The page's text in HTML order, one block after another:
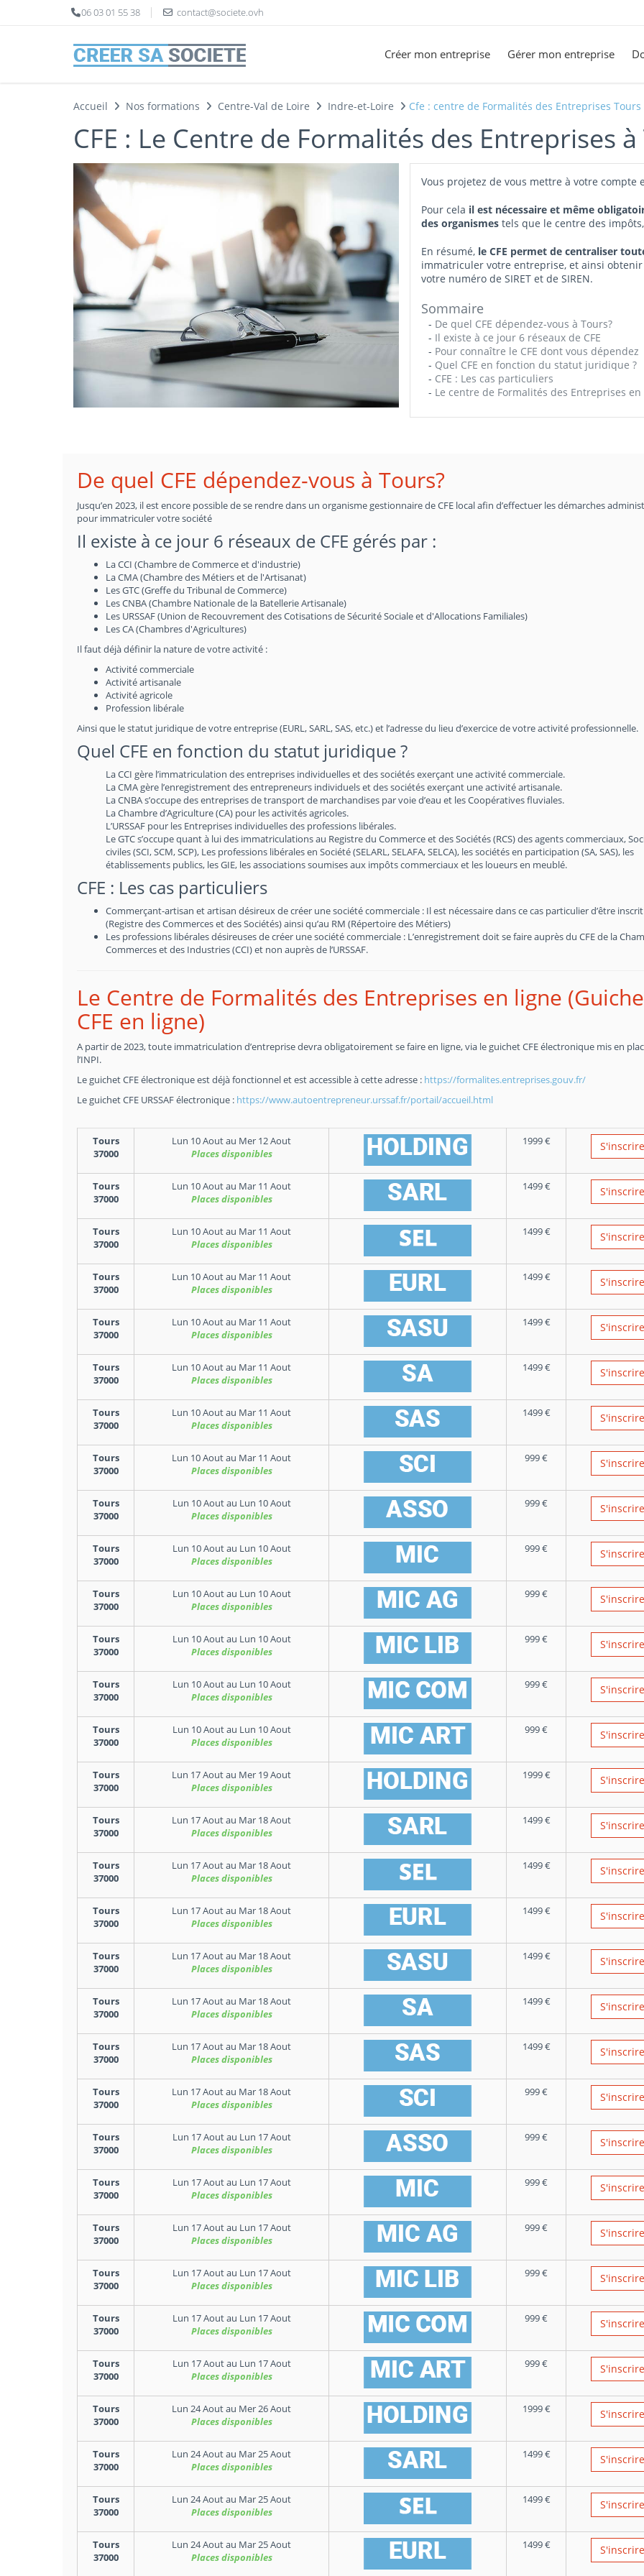
06 03 01 55 38 contact@societe.ovh
Créer mon entreprise Gérer mon entreprise
Accueil Nos formations Centre-Val de Loire Indre-et-Loire Cfe : centre de Formalités des Entreprises Tours
CFE : Le Centre de Formalités des Entreprises
Vous projetez de vous mettre à votre compte
Pour cela il est nécessaire et même
des organismes tels que le centre des impôts,
En résumé, le CFE permet de centraliser
immatriculer votre entreprise, et ainsi
votre numéro de SIRET et de SIREN.
Sommaire
- De quel CFE dépendez-vous à Tours?
- Il existe à ce jour 6 réseaux de CFE
- Pour connaître le CFE dont vous dépendez
- Quel CFE en fonction du statut juridique ?
- CFE : Les cas particuliers
- Le centre de Formalités des Entreprises en
De quel CFE dépendez-vous à Tours?
Jusqu’en 2023, il est encore possible de se rendre dans un organisme gestionnaire de CFE local afin d’effectuer les démarches
pour immatriculer votre société
Il existe à ce jour 6 réseaux de CFE gérés par :
La CCI (Chambre de Commerce et d'industrie)
La CMA (Chambre des Métiers et de l'Artisanat)
Les GTC (Greffe du Tribunal de Commerce)
Les CNBA (Chambre Nationale de la Batellerie Artisanale)
Les URSSAF (Union de Recouvrement des Cotisations de Sécurité Sociale et d'Allocations Familiales)
Les CA (Chambres d'Agricultures)
Il faut déjà définir la nature de votre activité :
Activité commerciale
Activité artisanale
Activité agricole
Profession libérale
Ainsi que le statut juridique de votre entreprise (EURL, SARL, SAS, etc.) et l’adresse du lieu d’exercice de votre activité professionnelle.
Quel CFE en fonction du statut juridique ?
La CCI gère l’immatriculation des entreprises individuelles et des sociétés exerçant une activité commerciale.
La CMA gère l’enregistrement des entrepreneurs individuels et des sociétés exerçant une activité artisanale.
La CNBA s’occupe des entreprises de transport de marchandises par voie d’eau et les Coopératives fluviales.
La Chambre d’Agriculture (CA) pour les activités agricoles.
L’URSSAF pour les Entreprises individuelles des professions libérales.
Le GTC s’occupe quant à lui des immatriculations au Registre du Commerce et des Sociétés (RCS) des agents commerciaux,
civiles (SCI, SCM, SCP), Les professions libérales en Société (SELARL, SELAFA, SELCA), les sociétés en participation (SA, SAS), les
établissements publics, les GIE, les associations soumises aux impôts commerciaux et les loueurs en meublé.
CFE : Les cas particuliers
Commerçant-artisan et artisan désireux de créer une société commerciale : Il est nécessaire dans ce cas particulier d’être inscrit
(Registre des Commerces et des Sociétés) ainsi qu’au RM (Répertoire des Métiers)
Les professions libérales désireuses de créer une société commerciale : L’enregistrement doit se faire auprès du CFE de la
Commerces et des Industries (CCI) et non auprès de l’URSSAF.
Le Centre de Formalités des Entreprises en ligne
CFE en ligne)
A partir de 2023, toute immatriculation d’entreprise devra obligatoirement se faire en ligne, via le guichet CFE électronique mis en
l’INPI.
Le guichet CFE électronique est déjà fonctionnel et est accessible à cette adresse : https://formalites.entreprises.gouv.fr/
Le guichet CFE URSSAF électronique : https://www.autoentrepreneur.urssaf.fr/portail/accueil.html
Tours
37000
Lun 10 Aoutau Mer 12 Aout
Places disponibles
1999€ S'inscrire
Tours
37000
Lun 10 Aoutau Mar 11 Aout
Places disponibles
1499€ S'inscrire
Tours
37000
Lun 10 Aoutau Mar 11 Aout
Places disponibles
1499€ S'inscrire
Tours
37000
Lun 10 Aoutau Mar 11 Aout
Places disponibles
1499€ S'inscrire
Tours
37000
Lun 10 Aoutau Mar 11 Aout
Places disponibles
1499€ S'inscrire
Tours
37000
Lun 10 Aoutau Mar 11 Aout
Places disponibles
1499€ S'inscrire
Tours
37000
Lun 10 Aoutau Mar 11 Aout
Places disponibles
1499€ S'inscrire
Tours
37000
Lun 10 Aoutau Mar 11 Aout
Places disponibles
999€ S'inscrire
Tours
37000
Lun 10 Aoutau Lun 10 Aout
Places disponibles
999€ S'inscrire
Tours
37000
Lun 10 Aoutau Lun 10 Aout
Places disponibles
999€ S'inscrire
Tours
37000
Lun 10 Aoutau Lun 10 Aout
Places disponibles
999€ S'inscrire
Tours
37000
Lun 10 Aoutau Lun 10 Aout
Places disponibles
999€ S'inscrire
Tours
37000
Lun 10 Aoutau Lun 10 Aout
Places disponibles
999€ S'inscrire
Tours
37000
Lun 10 Aoutau Lun 10 Aout
Places disponibles
999€ S'inscrire
Tours
37000
Lun 17 Aoutau Mer 19 Aout
Places disponibles
1999€ S'inscrire
Tours
37000
Lun 17 Aoutau Mar 18 Aout
Places disponibles
1499€ S'inscrire
Tours
37000
Lun 17 Aoutau Mar 18 Aout
Places disponibles
1499€ S'inscrire
Tours
37000
Lun 17 Aoutau Mar 18 Aout
Places disponibles
1499€ S'inscrire
Tours
37000
Lun 17 Aoutau Mar 18 Aout
Places disponibles
1499€ S'inscrire
Tours
37000
Lun 17 Aoutau Mar 18 Aout
Places disponibles
1499€ S'inscrire
Tours
37000
Lun 17 Aoutau Mar 18 Aout
Places disponibles
1499€ S'inscrire
Tours
37000
Lun 17 Aoutau Mar 18 Aout
Places disponibles
999€ S'inscrire
Tours
37000
Lun 17 Aoutau Lun 17 Aout
Places disponibles
999€ S'inscrire
Tours
37000
Lun 17 Aoutau Lun 17 Aout
Places disponibles
999€ S'inscrire
Tours
37000
Lun 17 Aoutau Lun 17 Aout
Places disponibles
999€ S'inscrire
Tours
37000
Lun 17 Aoutau Lun 17 Aout
Places disponibles
999€ S'inscrire
Tours
37000
Lun 17 Aoutau Lun 17 Aout
Places disponibles
999€ S'inscrire
Tours
37000
Lun 17 Aoutau Lun 17 Aout
Places disponibles
999€ S'inscrire
Tours
37000
Lun 24 Aoutau Mer 26 Aout
Places disponibles
1999€ S'inscrire
Tours
37000
Lun 24 Aoutau Mar 25 Aout
Places disponibles
1499€ S'inscrire
Tours
37000
Lun 24 Aoutau Mar 25 Aout
Places disponibles
1499€ S'inscrire
Tours
37000
Lun 24 Aoutau Mar 25 Aout
Places disponibles
1499€ S'inscrire
Panneau de gestion des cookies